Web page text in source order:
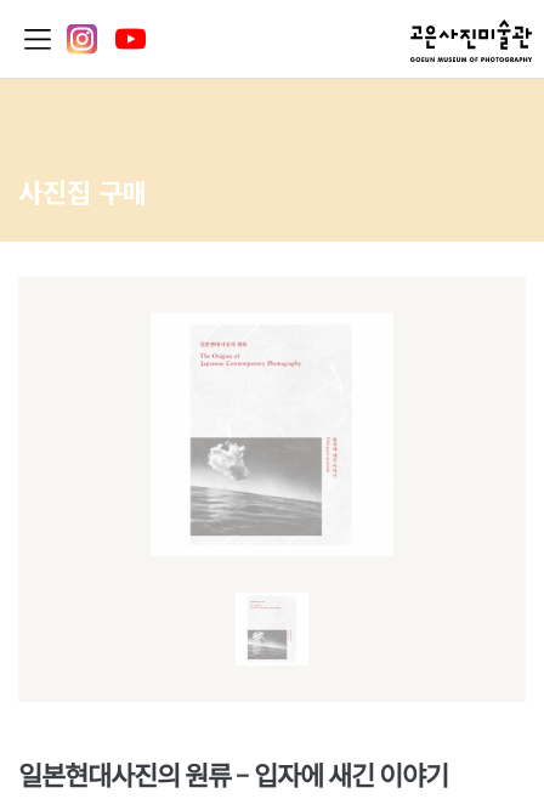
사진집 구매
일본현대사진의 원류 – 입자에 새긴 이야기